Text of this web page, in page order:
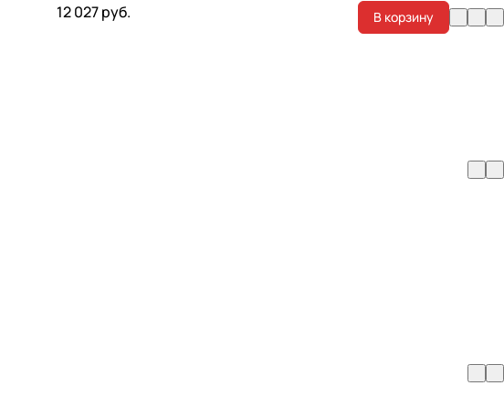
12 027 руб. В корзину